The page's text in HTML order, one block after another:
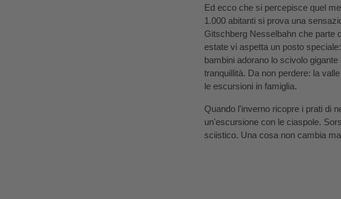
Ed ecco che si percepisce quel
1.000 abitanti si prova una
Gitschberg Nesselbahn che parte
estate vi aspetta un posto
bambini adorano lo scivolo
tranquillità. Da non perdere: la
le escursioni in famiglia.
Quando l'inverno ricopre i prati di
un'escursione con le ciaspole.
sciistico. Una cosa non cambia